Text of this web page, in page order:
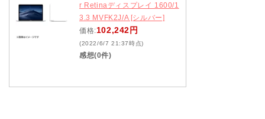
r Retinaディスプレイ 1600/1
3.3 MVFK2J/A [シルバー]
価格:102,242円
(2022/6/7 21:37時点)
感想(0件)